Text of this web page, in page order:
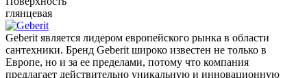
глянцевая
Geberit является лидером европейского рынка в области
сантехники. Бренд Geberit широко известен не только в
Европе, но и за ее пределами, потому что компания
предлагает действительно уникальную и инновационную